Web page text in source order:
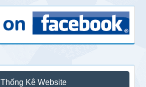
Thống Kê Website